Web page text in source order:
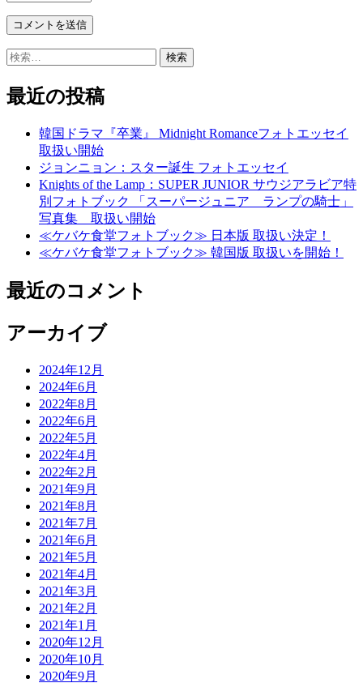
検
最近の投稿
韓国ドラマ『卒業』 Midnight Romanceフォトエッセイ
取扱い開始
ジョンニョン：スター誕生 フォトエッセイ
Knights of the Lamp：SUPER JUNIOR サウジアラビア特
別フォトブック 「スーパージュニア ランプの騎士」
写真集 取扱い開始
≪ケバケ食堂フォトブック≫ 日本版 取扱い決定！
≪ケバケ食堂フォトブック≫ 韓国版 取扱いを開始！
最近のコメント
アーカイブ
2024年12月
2024年6月
2022年8月
2022年6月
2022年5月
2022年4月
2022年2月
2021年9月
2021年8月
2021年7月
2021年6月
2021年5月
2021年4月
2021年3月
2021年2月
2021年1月
2020年12月
2020年10月
2020年9月